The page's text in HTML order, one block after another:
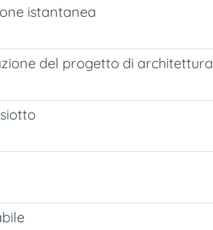
istantanea
del progetto di architettura